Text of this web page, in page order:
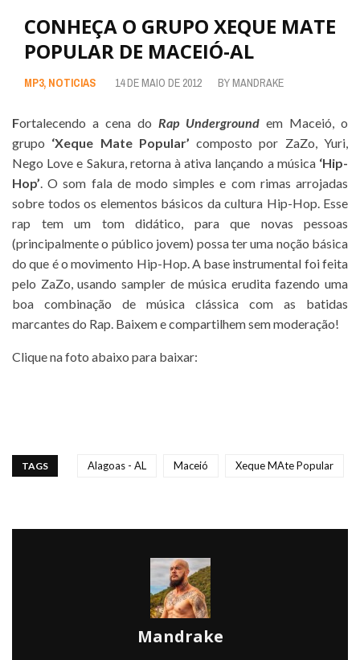
CONHEÇA O GRUPO XEQUE MATE
POPULAR DE MACEIÓ-AL
MP3, NOTICIAS 14 DE MAIO DE 2012 BY MANDRAKE
Fortalecendo a cena do Rap Underground em Maceió, o
grupo ‘Xeque Mate Popular’composto por ZaZo, Yuri,
Nego Love e Sakura, retorna à ativa lançando a música‘Hip-
Hop’. O som fala de modo simples e com rimas arrojadas
sobre todos os elementos básicos da cultura Hip-Hop. Esse
rap tem um tom didático, para que novas pessoas
(principalmente o público jovem) possa ter uma noção básica
do que é o movimento Hip-Hop. A base instrumental foi feita
pelo ZaZo, usando sampler de música erudita fazendo uma
boa combinação de música clássica com as batidas
marcantes do Rap. Baixem e compartilhem sem moderação!
Clique na foto abaixo para baixar:
TAGS Alagoas - AL Maceió Xeque MAte Popular
Mandrake